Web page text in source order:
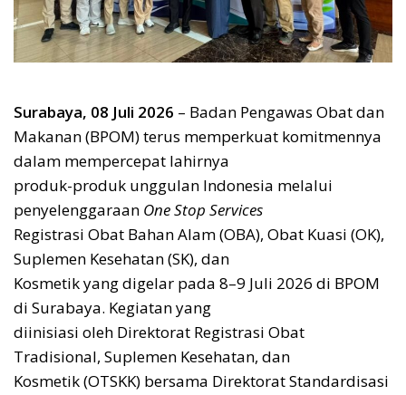
Surabaya, 08 Juli 2026 – Badan Pengawas Obat dan
Makanan (BPOM) terus memperkuat komitmennya
dalam mempercepat lahirnya
produk-produk unggulan Indonesia melalui
penyelenggaraan One Stop Services
Registrasi Obat Bahan Alam (OBA), Obat Kuasi (OK),
Suplemen Kesehatan (SK), dan
Kosmetik yang digelar pada 8–9 Juli 2026 di BPOM
di Surabaya. Kegiatan yang
diinisiasi oleh Direktorat Registrasi Obat
Tradisional, Suplemen Kesehatan, dan
Kosmetik (OTSKK) bersama Direktorat Standardisasi